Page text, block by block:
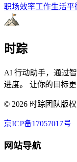
职场效率工作生活平
时踪
AI 行动助手，通过
进度。 让你的目标
© 2026 时踪团队版
京ICP备17057017号
网站导航